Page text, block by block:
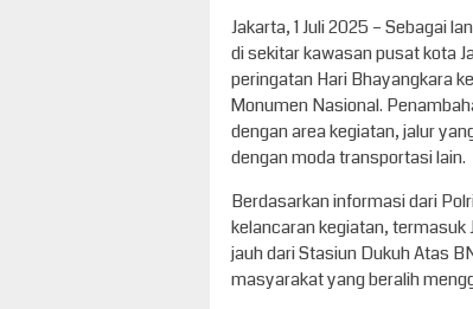
Jakarta, 1 Juli 2025 – Sebagai
di sekitar kawasan pusat kota
peringatan Hari Bhayangkara
Monumen Nasional.
dengan area kegiatan, jalur
dengan moda transportasi lain.
Berdasarkan informasi dari
kelancaran kegiatan, termasuk
jauh dari Stasiun Dukuh Atas
masyarakat yang beralih